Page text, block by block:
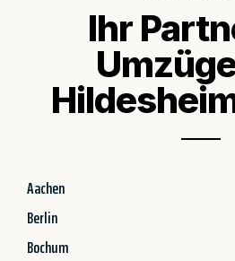
Ihr
Aachen
Berlin
Bochum